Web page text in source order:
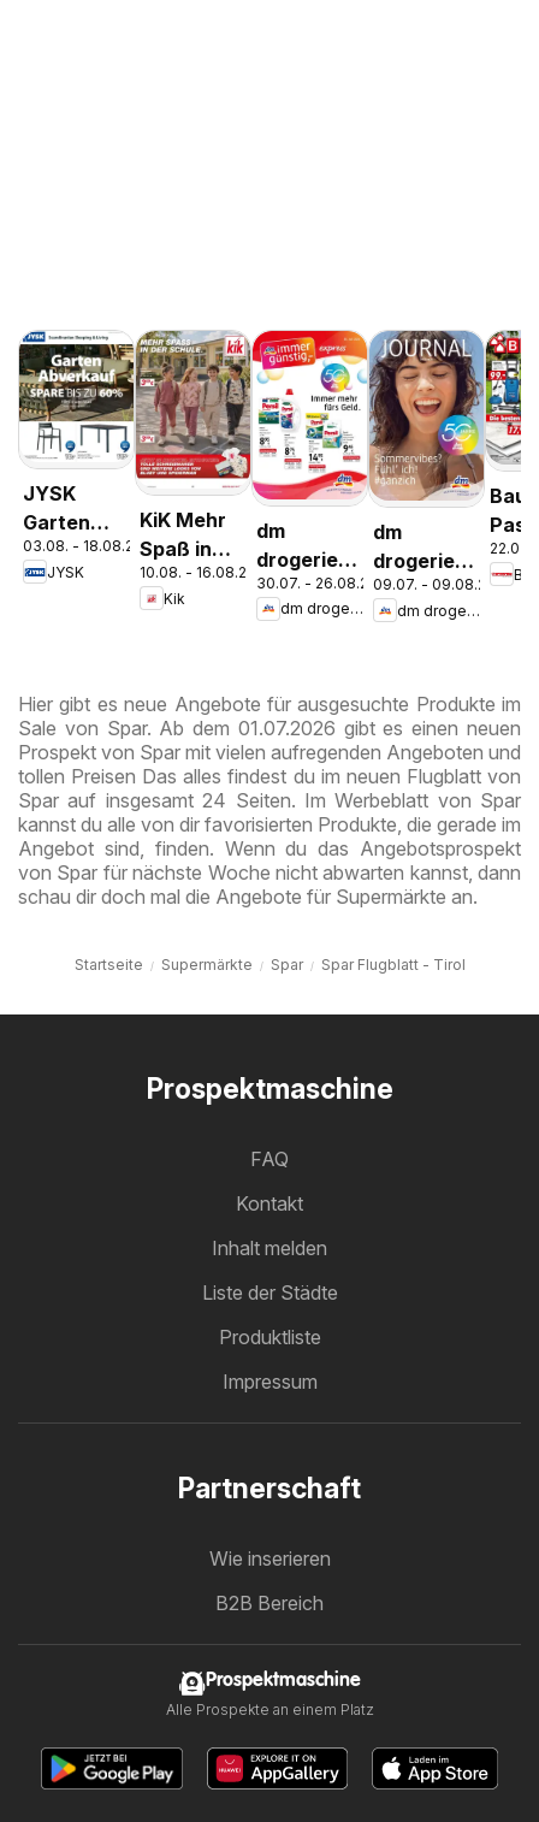
JYSK
Garten
Abverkauf
Spare Bis
03.08. - 18.08.2026
JYSK
KiK Mehr
Spaß in
der Schule
10.08. - 16.08.2026
Kik
dm
drogerie
markt
Journal
30.07. - 26.08.2026
dm drogerie markt
dm
drogerie
markt
Journal
09.07. - 09.08.2026
dm drogerie markt
22.07.
Hier gibt es neue Angebote für ausgesuchte Produkte im
Sale von Spar. Ab dem 01.07.2026 gibt es einen neuen
Prospekt von Spar mit vielen aufregenden Angeboten und
tollen Preisen Das alles findest du im neuen Flugblatt von
Spar auf insgesamt 24 Seiten. Im Werbeblatt von Spar
kannst du alle von dir favorisierten Produkte, die gerade im
Angebot sind, finden. Wenn du das Angebotsprospekt
von Spar für nächste Woche nicht abwarten kannst, dann
schau dir doch mal die Angebote für Supermärkte an.
Startseite Supermärkte Spar Spar Flugblatt - Tirol
Prospektmaschine
FAQ
Kontakt
Inhalt melden
Liste der Städte
Produktliste
Impressum
Partnerschaft
Wie inserieren
B2B Bereich
Prospektmaschine
Alle Prospekte an einem Platz